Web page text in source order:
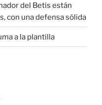
del Betis están
con una defensa sólida
a la plantilla